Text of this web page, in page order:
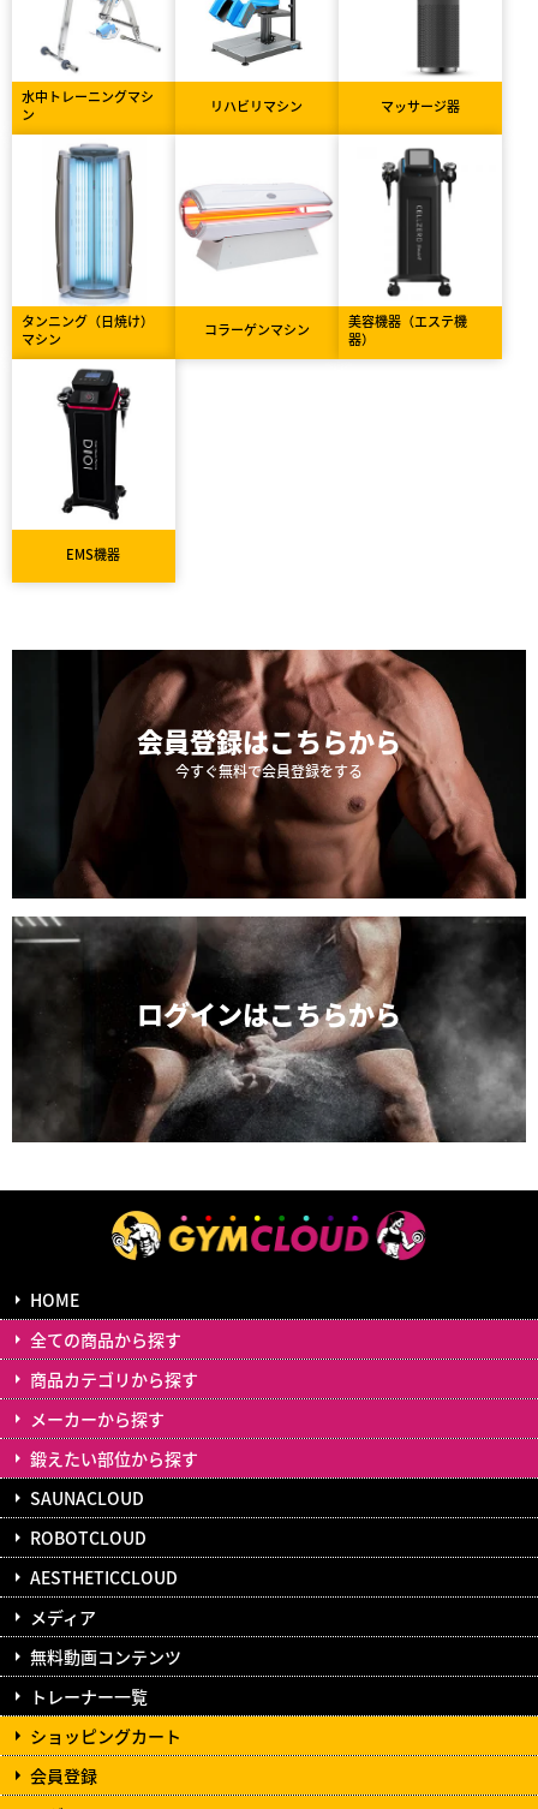
水中トレーニングマシ
ン
リハビリマシン マッサージ器
タンニング（日焼け）
マシン
コラーゲンマシン
美容機器（エステ機
器）
EMS機器
会員登録はこちらから
今すぐ無料で会員登録をする
ログインはこちらから
HOME
全ての商品から探す
商品カテゴリから探す
メーカーから探す
鍛えたい部位から探す
SAUNACLOUD
ROBOTCLOUD
AESTHETICCLOUD
メディア
無料動画コンテンツ
トレーナー一覧
ショッピングカート
会員登録